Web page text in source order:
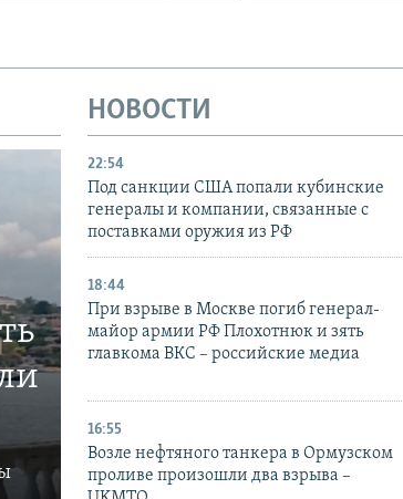
НОВОСТИ
22:54
Под санкции США попали кубинские
генералы и компании, связанные с
поставками оружия из РФ
18:44
При взрыве в Москве погиб генерал-
майор армии РФ Плохотнюк и зять
главкома ВКС – российские медиа
16:55
Возле нефтяного танкера в Ормузском
проливе произошли два взрыва –